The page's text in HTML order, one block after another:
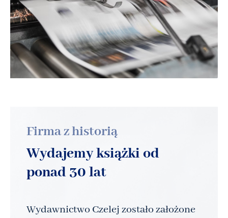
Firma z historią
Wydajemy książki od
ponad 30 lat
Wydawnictwo Czelej zostało założone